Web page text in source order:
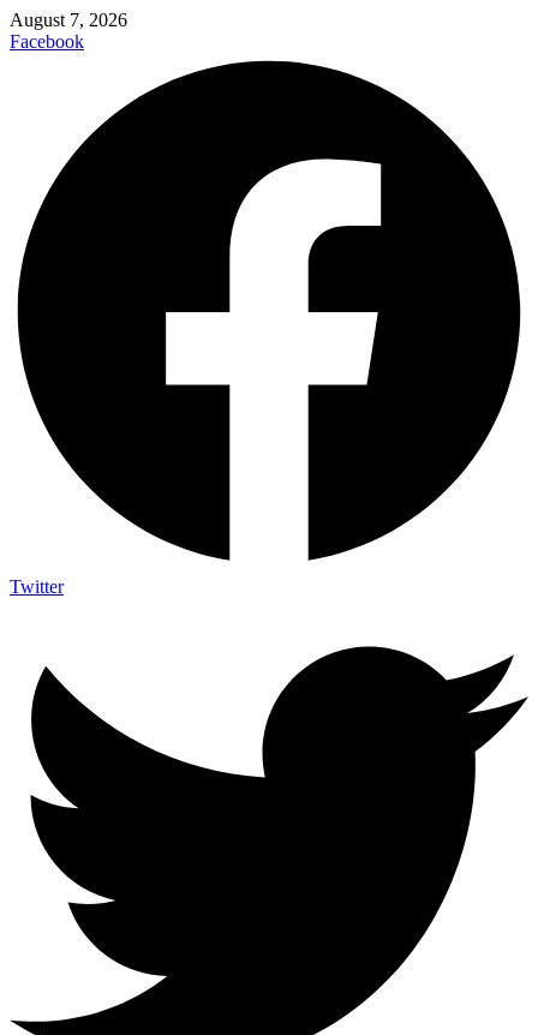
August 7, 2026
Facebook
Twitter